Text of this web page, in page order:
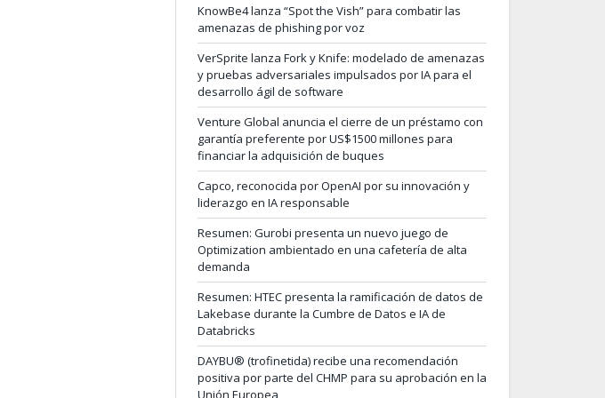
KnowBe4 lanza “Spot the Vish” para combatir las
amenazas de phishing por voz
VerSprite lanza Fork y Knife: modelado de amenazas
y pruebas adversariales impulsados por IA para el
desarrollo ágil de software
Venture Global anuncia el cierre de un préstamo con
garantía preferente por US$1500 millones para
financiar la adquisición de buques
Capco, reconocida por OpenAI por su innovación y
liderazgo en IA responsable
Resumen: Gurobi presenta un nuevo juego de
Optimization ambientado en una cafetería de alta
demanda
Resumen: HTEC presenta la ramificación de datos de
Lakebase durante la Cumbre de Datos e IA de
Databricks
DAYBU® (trofinetida) recibe una recomendación
positiva por parte del CHMP para su aprobación en la
Unión Europea